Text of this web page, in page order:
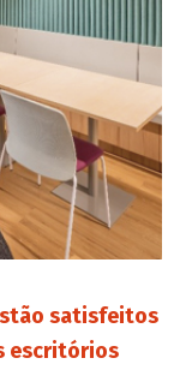
satisfeitos
escritórios